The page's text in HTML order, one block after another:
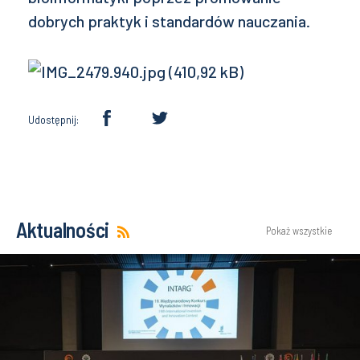
dobrych praktyk i standardów nauczania.
Udostępnij:
Aktualności Pokaż wszystkie